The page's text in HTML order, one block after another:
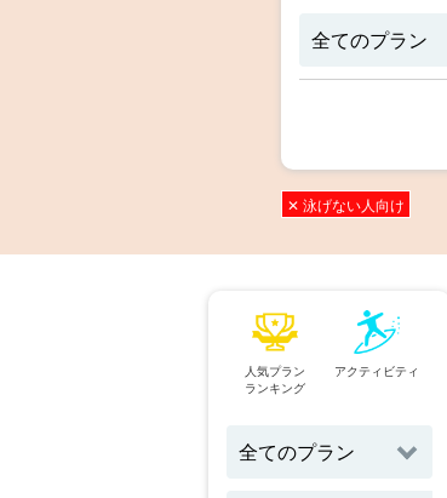
✕ 泳げない人向け
人気プラン
ランキング
アクティビティ